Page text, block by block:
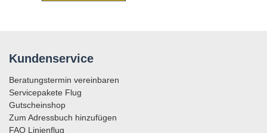
Kundenservice
Beratungstermin vereinbaren
Servicepakete Flug
Gutscheinshop
Zum Adressbuch hinzufügen
FAQ Linienflug